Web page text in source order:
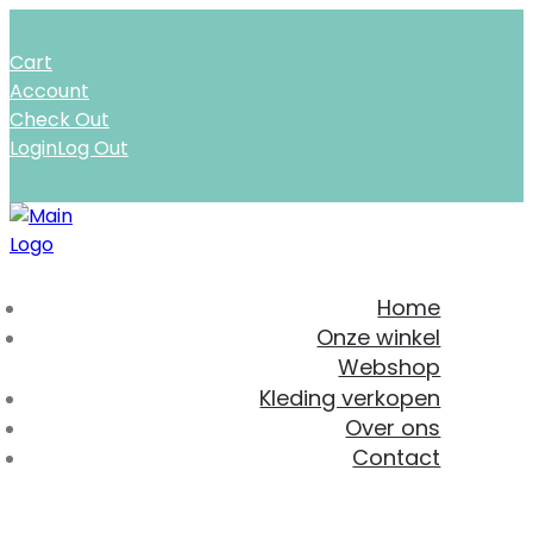
Cart
Account
Check Out
LoginLog Out
Home
Onze winkel
Webshop
Kleding verkopen
Over ons
Contact